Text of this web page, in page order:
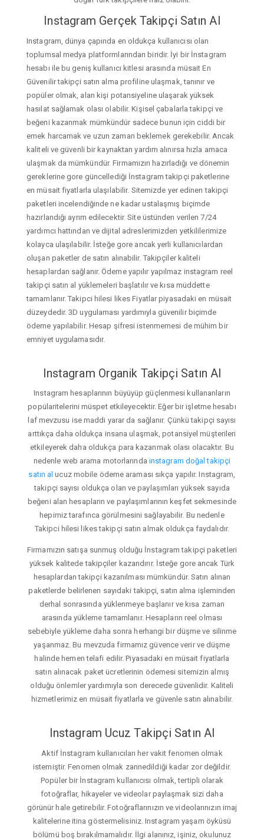
Instagram Gerçek Takipçi Satın Al
Instagram, dünya çapında en oldukça kullanıcısı olan
toplumsal medya platformlarından biridir. İyi bir İnstagram
hesabı ile bu geniş kullanıcı kitlesi arasında müsait En
Güvenilir takipçi satın alma profiline ulaşmak, tanınır ve
popüler olmak, alan kişi potansiyeline ulaşarak yüksek
hasılat sağlamak olası olabilir. Kişisel çabalarla takipçi ve
beğeni kazanmak mümkündür sadece bunun için ciddi bir
emek harcamak ve uzun zaman beklemek gerekebilir. Ancak
kaliteli ve güvenli bir kaynaktan yardım alınırsa hızla amaca
ulaşmak da mümkündür. Firmamızın hazırladığı ve dönemin
gereklerine gore güncellediği İnstagram takipçi paketlerine
en müsait fiyatlarla ulaşılabilir. Sitemizde yer edinen takipçi
paketleri incelendiğinde ne kadar ustalaşmış biçimde
hazırlandığı ayrım edilecektir. Site üstünden verilen 7/24
yardımcı hattından ve dijital adreslerimizden yetkililerimize
kolayca ulaşılabilir. İsteğe gore ancak yerli kullanıcılardan
oluşan paketler de satın alınabilir. Takipçiler kaliteli
hesaplardan sağlanır. Ödeme yapılır yapılmaz instagram reel
takipçi satın al yüklemeleri başlatılır ve kısa müddette
tamamlanır. Takipci hilesi likes Fiyatlar piyasadaki en müsait
düzeydedir. 3D uygulaması yardımıyla güvenilir biçimde
ödeme yapılabilir. Hesap şifresi istenmemesi de mühim bir
emniyet uygulamasıdır.
Instagram Organik Takipçi Satın Al
Instagram hesaplarının büyüyüp güçlenmesi kullananların
popülaritelerini müspet etkileyecektir. Eğer bir işletme hesabı
laf mevzusu ise maddi yarar da sağlanır. Çünkü takipçi sayısı
arttıkça daha oldukça insana ulaşmak, potansiyel müşterileri
etkileyerek daha oldukça para kazanmak olası olacaktır. Bu
nedenle web arama motorlarında instagram doğal takipçi
satın al ucuz mobile ödeme araması sıkça yapılır. Instagram,
takipçi sayısı oldukça olan ve paylaşımları yüksek sayıda
beğeni alan hesapların ve paylaşımlarının keşfet sekmesinde
hepimiz tarafınca görülmesini sağlayabilir. Bu nedenle
Takipci hilesi likes takipçi satın almak oldukça faydalıdır.
Firmamızın satışa sunmuş olduğu İnstagram takipçi paketleri
yüksek kalitede takipçiler kazandırır. İsteğe gore ancak Türk
hesaplardan takipçi kazanılması mümkündür. Satın alınan
paketlerde belirlenen sayıdaki takipçi, satın alma işleminden
derhal sonrasında yüklenmeye başlanır ve kısa zaman
arasında yükleme tamamlanır. Hesapların reel olması
sebebiyle yükleme daha sonra herhangi bir düşme ve silinme
yaşanmaz. Bu mevzuda firmamız güvence verir ve düşme
halinde hemen telafi edilir. Piyasadaki en müsait fiyatlarla
satın alınacak paket ücretlerinin ödemesi sitemizin almış
olduğu önlemler yardımıyla son derecede güvenlidir. Kaliteli
hizmetlerimiz en müsait fiyatlarla ve güvenle satın alınabilir.
Instagram Ucuz Takipçi Satın Al
Aktif İnstagram kullanıcıları her vakit fenomen olmak
istemiştir. Fenomen olmak zannedildiği kadar zor değildir.
Popüler bir İnstagram kullanıcısı olmak, tertipli olarak
fotoğraflar, hikayeler ve videolar paylaşmak sizi daha
görünür hale getirebilir. Fotoğraflarınızın ve videolarınızın imaj
kalitelerine itina göstermelisiniz. Instagram yaşam öyküsü
bölümü boş bırakılmamalıdır. İlgi alanınız, işiniz, okulunuz